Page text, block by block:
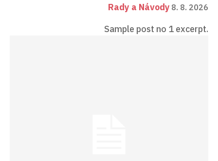
Rady a Návody 8. 8. 2026
Sample post no 1 excerpt.